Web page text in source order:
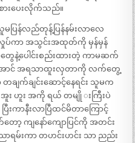
ားပေးလိုက်သည်။
ပြန်လည်တုန့်ပြန်နမ်းလာလေ
ကိုလှုပ်ကာ အသွင်းအထုတ်ကို မှန်မှန်
နဲ့ပေါင်းစည်းထားတဲ့ ကာမဆက်
ောင် အရသာထူးလှတာကို လက်တွေ့
ချက်ချင်းဆောင့်နေရင်း သူမက
အူး ဟူး အကို ရယ် တမျို းကြီးပဲ
းကာနီးလာပြီထင်မိတာကြောင့်
ာ့ ကျနော်ကျောပြင်ကို အတင်း
ရမ်းကာ တဟင်းဟင်း သာ ညည်း